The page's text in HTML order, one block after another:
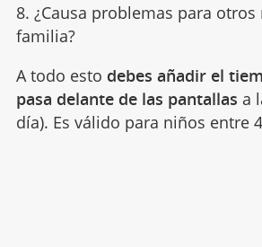
8. ¿Causa problemas para
familia?
A todo esto debes añadir el
pasa delante de las pantallas a
día). Es válido para niños entre